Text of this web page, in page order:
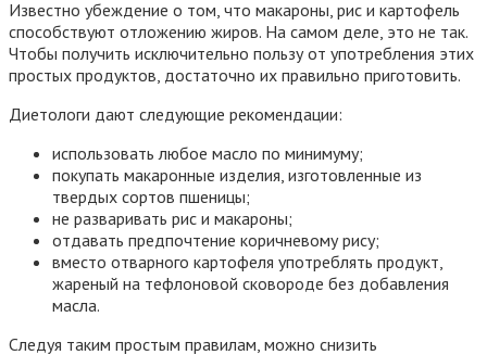
Известно убеждение о том, что макароны, рис и картофель
способствуют отложению жиров. На самом деле, это не так.
Чтобы получить исключительно пользу от употребления этих
простых продуктов, достаточно их правильно приготовить.
Диетологи дают следующие рекомендации:
использовать любое масло по минимуму;
покупать макаронные изделия, изготовленные из
твердых сортов пшеницы;
не разваривать рис и макароны;
отдавать предпочтение коричневому рису;
вместо отварного картофеля употреблять продукт,
жареный на тефлоновой сковороде без добавления
масла.
Следуя таким простым правилам, можно снизить